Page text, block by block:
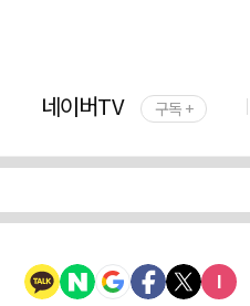
네이버TV 구독 +